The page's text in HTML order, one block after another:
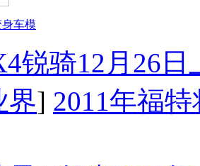
车模
锐骑12月26
界] 2011年福